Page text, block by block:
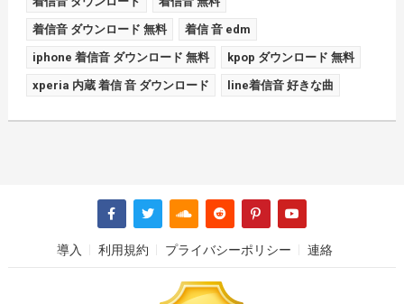
着信音 ダウンロード 無料 着信 音 edm
iphone 着信音 ダウンロード 無料 kpop ダウンロード 無料
xperia 内蔵 着信 音 ダウンロード line着信音 好きな曲
導入 利用規約 プライバシーポリシー 連絡